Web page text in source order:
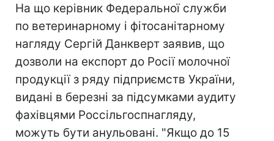
На що керівник Федеральної служби
по ветеринарному і фітосанітарному
нагляду Сергій Данкверт заявив, що
дозволи на експорт до Росії молочної
продукції з ряду підприємств України,
видані в березні за підсумками аудиту
фахівцями Россільгоспнагляду,
можуть бути анульовані. "Якщо до 15